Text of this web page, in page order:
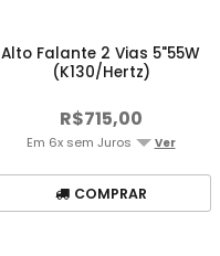
Alto Falante 2 Vias 5"55W
(K130/Hertz)
R$715,00
Em 6x sem Juros Ver
COMPRAR